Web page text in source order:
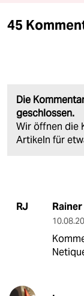
45
Die
geschlossen.
Wir öffnen die
Artikeln für
RJ